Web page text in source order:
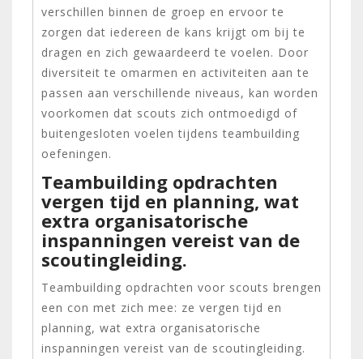
verschillen binnen de groep en ervoor te
zorgen dat iedereen de kans krijgt om bij te
dragen en zich gewaardeerd te voelen. Door
diversiteit te omarmen en activiteiten aan te
passen aan verschillende niveaus, kan worden
voorkomen dat scouts zich ontmoedigd of
buitengesloten voelen tijdens teambuilding
oefeningen.
Teambuilding opdrachten
vergen tijd en planning, wat
extra organisatorische
inspanningen vereist van de
scoutingleiding.
Teambuilding opdrachten voor scouts brengen
een con met zich mee: ze vergen tijd en
planning, wat extra organisatorische
inspanningen vereist van de scoutingleiding.